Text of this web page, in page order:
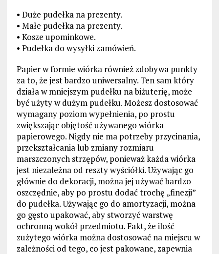
• Duże pudełka na prezenty.
• Małe pudełka na prezenty.
• Kosze upominkowe.
• Pudełka do wysyłki zamówień.
Papier w formie wiórka również zdobywa punkty
za to, że jest bardzo uniwersalny. Ten sam który
działa w mniejszym pudełku na biżuterię, może
być użyty w dużym pudełku. Możesz dostosować
wymagany poziom wypełnienia, po prostu
zwiększając objętość używanego wiórka
papierowego. Nigdy nie ma potrzeby przycinania,
przekształcania lub zmiany rozmiaru
marszczonych strzępów, ponieważ każda wiórka
jest niezależna od reszty wyściółki. Używając go
głównie do dekoracji, można jej używać bardzo
oszczędnie, aby po prostu dodać trochę „finezji”
do pudełka. Używając go do amortyzacji, można
go gęsto upakować, aby stworzyć warstwę
ochronną wokół przedmiotu. Fakt, że ilość
zużytego wiórka można dostosować na miejscu w
zależności od tego, co jest pakowane, zapewnia